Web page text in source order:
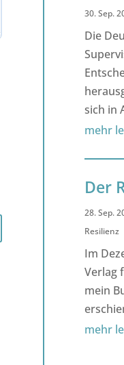
30. Sep.
Die
sich in
mehr
Der
28. Sep.
Resilienz
Im
Verlag
mein
mehr